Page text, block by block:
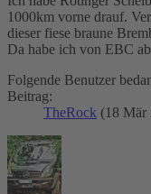
1000km vorne drauf.
dieser fiese braune
Da habe ich von EBC
Folgende Benutzer
Beitrag:
TheRock (18 Mär